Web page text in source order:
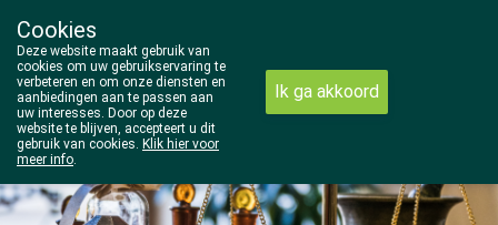
014/810298
Vandaag
Cookies
Deze website maakt gebruik van
cookies om uw gebruikservaring te
verbeteren en om onze diensten en
aanbiedingen aan te passen aan
uw interesses. Door op deze
website te blijven, accepteert u dit
gebruik van cookies. Klik hier voor
meer info.
Ik ga akkoord